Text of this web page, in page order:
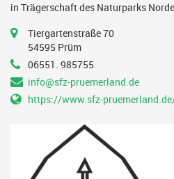
in Trägerschaft des Naturparks
Tiergartenstraße 70
54595 Prüm
06551. 985755
info@sfz-pruemerland.de
https://www.sfz-